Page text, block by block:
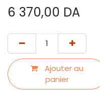
6 370,00 DA
Ajouter au
panier